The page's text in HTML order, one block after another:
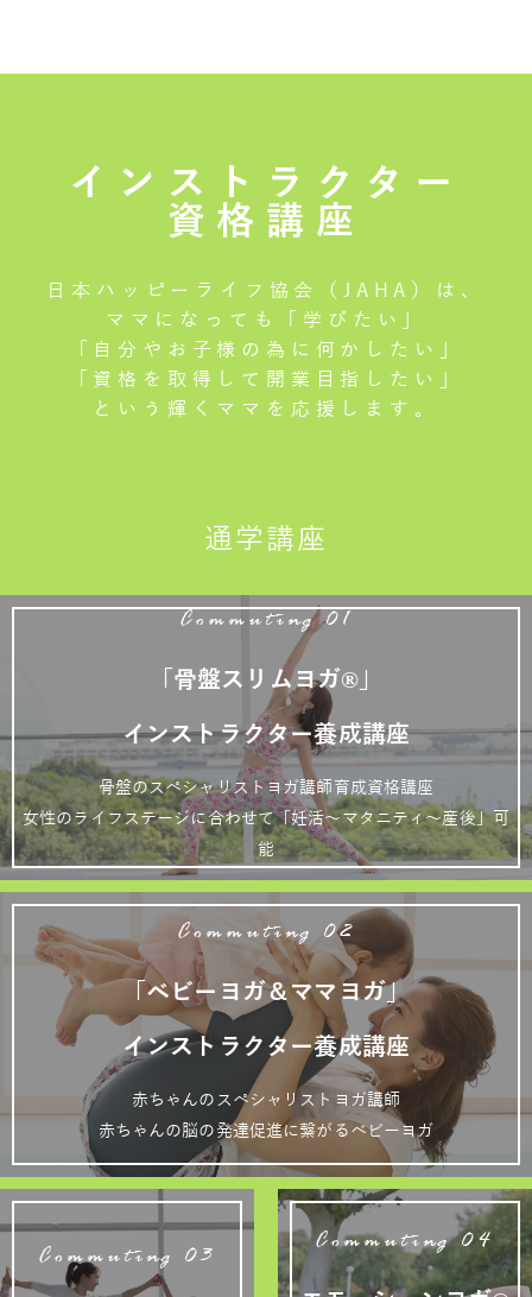
インストラクター
資格講座
日本ハッピーライフ協会（JAHA）は、
ママになっても「学びたい」
「自分やお子様の為に何かしたい」
「資格を取得して開業目指したい」
という輝くママを応援します。
通学講座
Commuting 01
「骨盤スリムヨガ®」
インストラクター養成講座
骨盤のスペシャリストヨガ講師育成資格講座
女性のライフステージに合わせて「妊活～マタニティ～産後」可
能
Commuting 02
「ベビーヨガ＆ママヨガ」
インストラクター養成講座
赤ちゃんのスペシャリストヨガ講師
赤ちゃんの脳の発達促進に繋がるベビーヨガ
Commuting 03
Commuting 04